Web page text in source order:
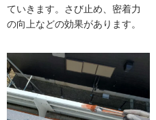
ていきます。さび止め、密着力
の向上などの効果があります。